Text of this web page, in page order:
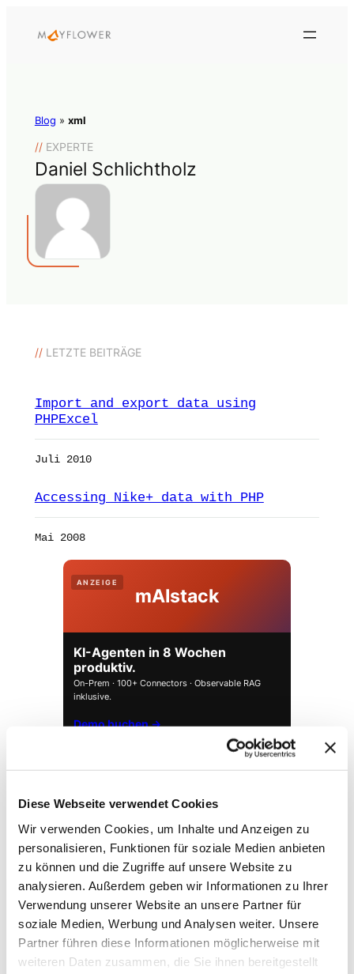
Diese Webseite verwendet Cookies
Wir verwenden Cookies, um Inhalte und Anzeigen zu
personalisieren, Funktionen für soziale Medien anbieten
zu können und die Zugriffe auf unsere Website zu
analysieren. Außerdem geben wir Informationen zu Ihrer
Verwendung unserer Website an unsere Partner für
soziale Medien, Werbung und Analysen weiter. Unsere
Partner führen diese Informationen möglicherweise mit
weiteren Daten zusammen, die Sie ihnen bereitgestellt
Blog » xml
//EXPERTE
Daniel Schlichtholz
//LETZTE BEITRÄGE
Import and export data using
PHPExcel
Juli 2010
Accessing Nike+ data with PHP
Mai 2008
ANZEIGE
mAIstack
KI-Agenten in 8 Wochen
produktiv.
On-Prem · 100+ Connectors · Observable RAG
inklusive.
Demo buchen →
mAIstack
KI-Fundament für Unternehmen. On-prem.